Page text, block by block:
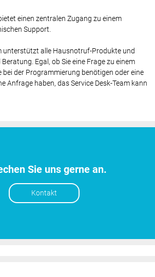
einen zentralen Zugang zu einem
Support.
unterstützt alle Hausnotruf-Produkte und
Egal, ob Sie eine Frage zu einem
bei der Programmierung benötigen oder eine
Anfrage haben, das Service Desk-Team kann
Sie uns gerne an.
Kontakt